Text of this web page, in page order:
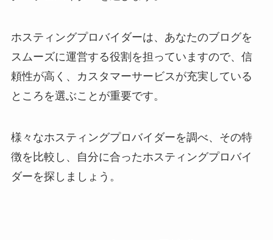
ホスティングプロバイダーは、あなたのブログを
スムーズに運営する役割を担っていますので、信
頼性が高く、カスタマーサービスが充実している
ところを選ぶことが重要です。
様々なホスティングプロバイダーを調べ、その特
徴を比較し、自分に合ったホスティングプロバイ
ダーを探しましょう。